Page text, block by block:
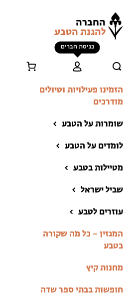
החברה
להגנת הטבע
כניסת חברים
הזמינו פעילויות וטיולים
מודרכים
שומרות על הטבע
לומדים על הטבע
מטיילות בטבע
הזמינו פעילויות וטיולים
טיולים למבוגרים: ארץ
מחנות קיץ
שביל ישראל
עוזרים לטבע
המגזין – כל מה שקורה
בטבע
מחנות קיץ
חופשות בבתי ספר שדה